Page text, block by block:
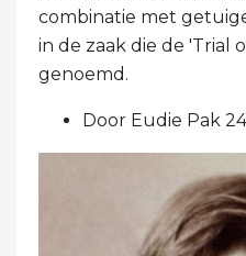
combinatie met
in de zaak die de 'Trial
genoemd.
Door Eudie Pak